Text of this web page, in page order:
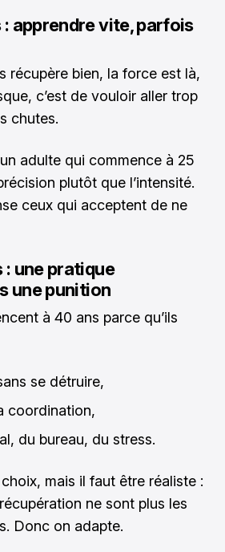
: apprendre vite, parfois
récupère bien, la force est là,
c’est de vouloir aller trop
chutes.
adulte qui commence à 25
plutôt que l’intensité.
ceux qui acceptent de ne
: une pratique
une punition
à 40 ans parce qu’ils
se détruire,
coordination,
du bureau, du stress.
mais il faut être réaliste :
ne sont plus les
Donc on adapte.